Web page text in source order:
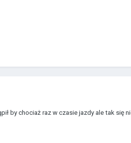
by chociaż raz w czasie jazdy ale tak